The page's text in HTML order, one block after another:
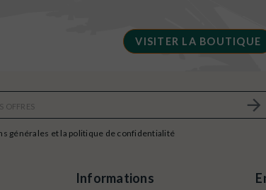
VISITER LA BOUTIQUE
générales et la politique de confidentialité
Informations